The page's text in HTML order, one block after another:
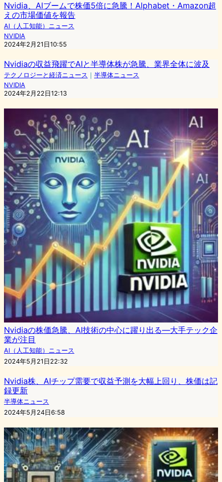
Nvidia、AIブームで株価5倍に急騰！Alphabet・Amazon超
えの市場価値を報告
AI（人工知能）ニュース
NVIDIA
2024年2月21日10:55
Nvidiaの収益飛躍でAIと半導体株が急騰、業界全体に波及
テクノロジーと経済ニュース ｜ 半導体ニュース
NVIDIA
2024年2月22日12:13
Nvidiaの株価急騰、AI技術の中心に躍り出る—大手テック企
業が注目
AI（人工知能）ニュース
2024年5月21日22:32
Nvidia株、AIチップ需要で収益予測を大幅上回り、株価は記
録更新
半導体ニュース
2024年5月24日6:58